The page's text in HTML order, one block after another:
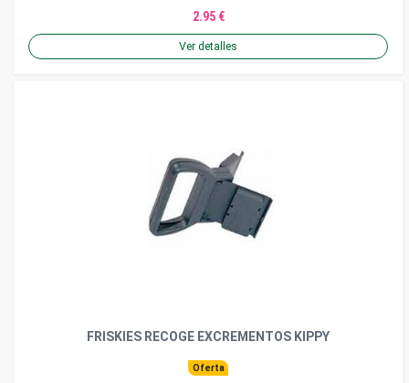
2.95 €
Ver detalles
FRISKIES RECOGE EXCREMENTOS KIPPY
Oferta